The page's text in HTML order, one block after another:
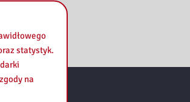
statystyk.
na